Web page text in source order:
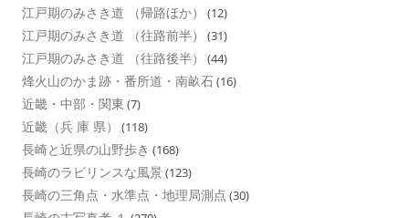
江戸期のみさき道 （帰路ほか） (12)
江戸期のみさき道 （往路前半） (31)
江戸期のみさき道 （往路後半） (44)
烽火山のかま跡・番所道・南畝石(16)
近畿・中部・関東 (7)
近畿（兵 庫 県） (118)
長崎と近県の山野歩き (168)
長崎のラビリンスな風景 (123)
長崎の三角点・水準点・地理局測点 (30)